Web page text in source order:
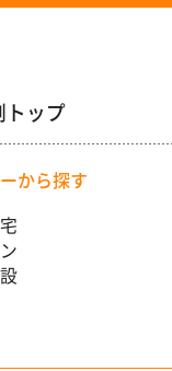
トップ
から探す